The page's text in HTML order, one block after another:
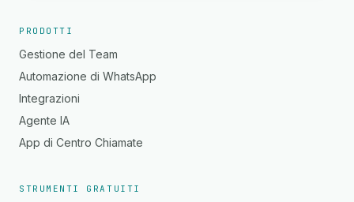
PRODOTTI
Gestione del Team
Automazione di WhatsApp
Integrazioni
Agente IA
App di Centro Chiamate
STRUMENTI GRATUITI